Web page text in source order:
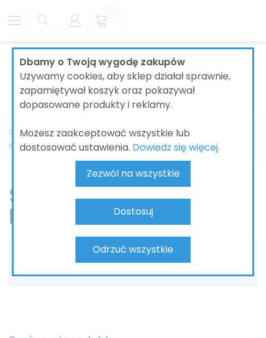
Dbamy o Twoją wygodę zakupów
Używamy cookies, aby sklep działał sprawnie,
zapamiętywał koszyk oraz pokazywał
dopasowane produkty i reklamy.
Możesz zaakceptować wszystkie lub
dostosować ustawienia. Dowiedz się więcej.
Zezwól na wszystkie
Dostosuj
Odrzuć wszystkie
Strona główna ŁAZIENKI BATERIE ŁAZIENKOWE
SmartControl PUREFOAM
SmartControl
PUREFOAM
Nie możemy odnaleźć pasujących produktów do